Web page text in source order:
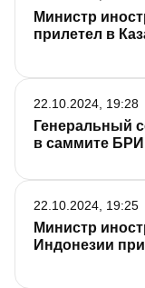
Министр
прилетел в
Генеральный
в саммите
22.10.2024, 19:28
Министр
Индонезии
22.10.2024, 19:25